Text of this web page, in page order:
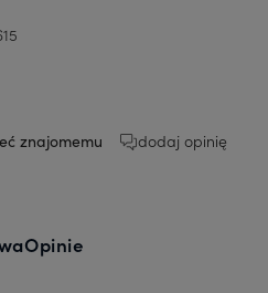
znajomemu dodaj opinię
Opinie